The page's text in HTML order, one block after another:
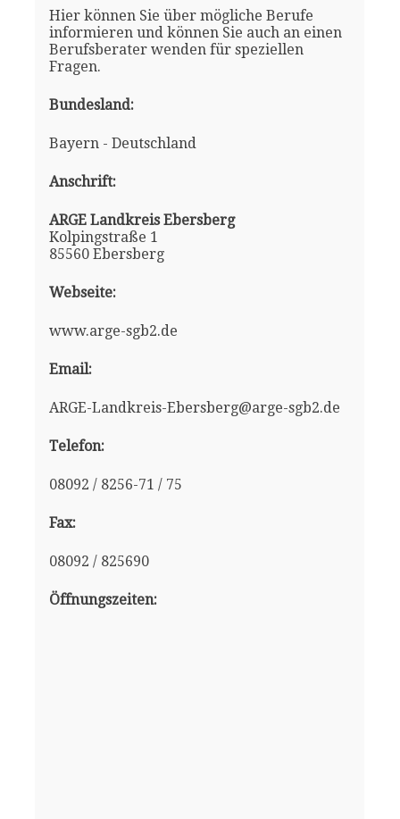
Hier können Sie über mögliche Berufe
informieren und können Sie auch an einen
Berufsberater wenden für speziellen
Fragen.
Bundesland:
Bayern - Deutschland
Anschrift:
ARGE Landkreis Ebersberg
Kolpingstraße 1
85560 Ebersberg
Webseite:
www.arge-sgb2.de
Email:
ARGE-Landkreis-Ebersberg@arge-sgb2.de
Telefon:
08092 / 8256-71 / 75
Fax:
08092 / 825690
Öffnungszeiten: